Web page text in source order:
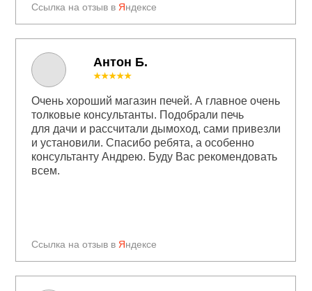
Антон Б.
Ссылка на отзыв в Яндексе
Ссылка на отзыв в Яндексе
★★★★★
Очень хороший магазин печей. А главное очень
толковые консультанты. Подобрали печь
для дачи и рассчитали дымоход, сами привезли
и установили. Спасибо ребята, а особенно
консультанту Андрею. Буду Вас рекомендовать
всем.